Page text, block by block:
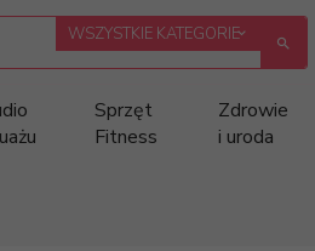
categories_searcher
WSZYSTKIE KATEGORIE
Sprzęt
Fitness
Zdrowie
i uroda